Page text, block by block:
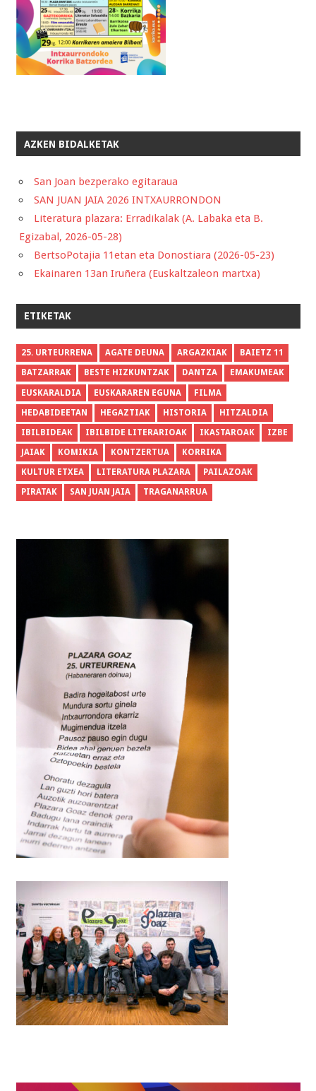
AZKEN BIDALKETAK
San Joan bezperako egitaraua
SAN JUAN JAIA 2026 INTXAURRONDON
Literatura plazara: Erradikalak (A. Labaka eta B.
Egizabal, 2026-05-28)
BertsoPotajia 11etan eta Donostiara (2026-05-23)
Ekainaren 13an Iruñera (Euskaltzaleon martxa)
ETIKETAK
25. URTEURRENA AGATE DEUNA ARGAZKIAK BAIETZ 11
BATZARRAK BESTE HIZKUNTZAK DANTZA EMAKUMEAK
EUSKARALDIA EUSKARAREN EGUNA FILMA
HEDABIDEETAN HEGAZTIAK HISTORIA HITZALDIA
IBILBIDEAK IBILBIDE LITERARIOAK IKASTAROAK IZBE
JAIAK KOMIKIA KONTZERTUA KORRIKA
KULTUR ETXEA LITERATURA PLAZARA PAILAZOAK
PIRATAK SAN JUAN JAIA TRAGANARRUA